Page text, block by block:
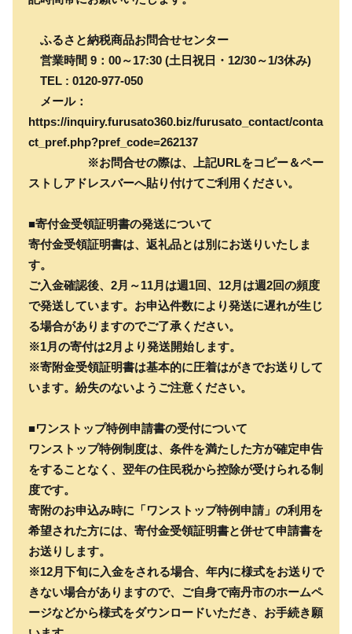
ふるさと納税商品お問合せセンター
営業時間 9：00～17:30 (土日祝日・12/30～1/3休み)
TEL : 0120-977-050
メール：
https://inquiry.furusato360.biz/furusato_contact/conta
ct_pref.php?pref_code=262137
※お問合せの際は、上記URLをコピー＆ペー
ストしアドレスバーへ貼り付けてご利用ください。
■寄付金受領証明書の発送について
寄付金受領証明書は、返礼品とは別にお送りいたしま
す。
ご入金確認後、2月～11月は週1回、12月は週2回の頻度
で発送しています。お申込件数により発送に遅れが生じ
る場合がありますのでご了承ください。
※1月の寄付は2月より発送開始します。
※寄附金受領証明書は基本的に圧着はがきでお送りして
います。紛失のないようご注意ください。
■ワンストップ特例申請書の受付について
ワンストップ特例制度は、条件を満たした方が確定申告
をすることなく、翌年の住民税から控除が受けられる制
度です。
寄附のお申込み時に「ワンストップ特例申請」の利用を
希望された方には、寄付金受領証明書と併せて申請書を
お送りします。
※12月下旬に入金をされる場合、年内に様式をお送りで
きない場合がありますので、ご自身で南丹市のホームペ
ージなどから様式をダウンロードいただき、お手続き願